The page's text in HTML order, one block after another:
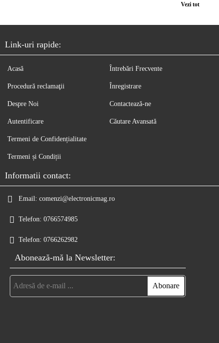
Vezi tot
Link-uri rapide:
Acasă
Procedură reclamaţii
Despre Noi
Autentificare
Întrebări Frecvente
Înregistrare
Contactează-ne
Căutare Avansată
Termeni de Confidențialitate
Termeni și Condiții
Informatii contact:
Email: comenzi@electronicmag.ro
Telefon: 0766574985
Telefon: 0766262982
Abonează-mă la Newsletter: